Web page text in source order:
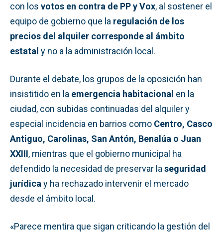
con los votos en contra de PP y Vox, al sostener el
equipo de gobierno que la regulación de los
precios del alquiler corresponde al ámbito
estatal y no a la administración local.
Durante el debate, los grupos de la oposición han
insistitido en la emergencia habitacional en la
ciudad, con subidas continuadas del alquiler y
especial incidencia en barrios como Centro, Casco
Antiguo, Carolinas, San Antón, Benalúa o Juan
XXIII, mientras que el gobierno municipal ha
defendido la necesidad de preservar la seguridad
jurídica y ha rechazado intervenir el mercado
desde el ámbito local.
«Parece mentira que sigan criticando la gestión del